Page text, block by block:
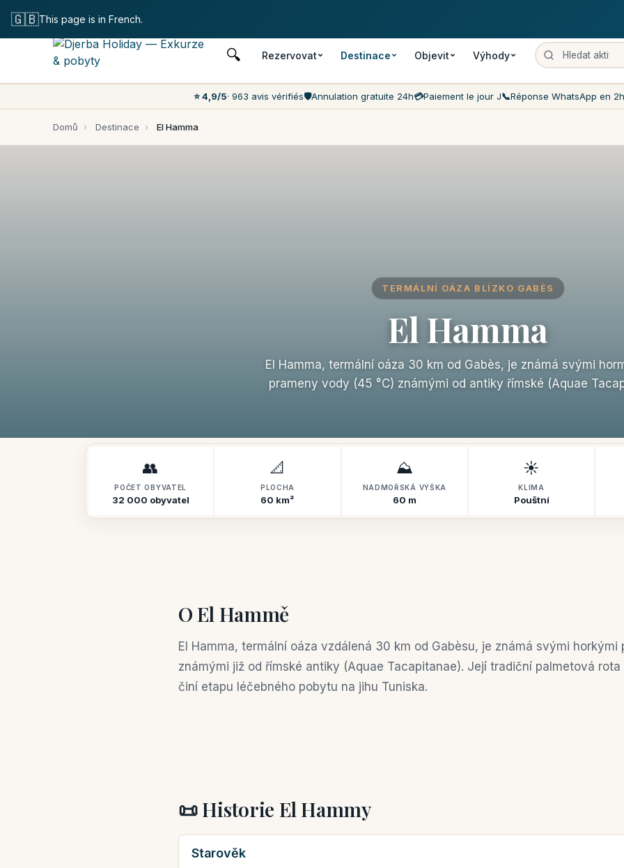
🔍 Rezervovat Destinace Objevit Výhody
⭐ 4,9/5· 963 avis vérifiés🛡️Annulation gratuite 24h💳Paiement le jour J📞Réponse WhatsApp en 2h
Domů › Destinace › El Hamma
TERMÁLNÍ OÁZA BLÍZKO GABÈS
El Hamma
El Hamma, termální oáza 30 km od Gabès, je známá svými
prameny vody (45 °C) známými od antiky římské (Aquae
👥
POČET OBYVATEL
32 000 obyvatel
📐
PLOCHA
60 km²
⛰️
NADMOŘSKÁ VÝŠKA
60 m
☀️
KLIMA
Pouštní
O El Hammě
El Hamma, termální oáza vzdálená 30 km od Gabèsu, je známá svými horkými
známými již od římské antiky (Aquae Tacapitanae). Její tradiční palmetová
činí etapu léčebného pobytu na jihu Tuniska.
📜 Historie El Hammy
Starověk
🇬🇧This page is in French.